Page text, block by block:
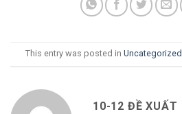
This entry was posted in Uncategorized
10-12 ĐỀ XUẤT